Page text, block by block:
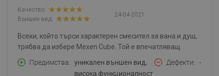
24-04-2021
Качество:
Външен вид:
Всеки, който търси характерен смесител за вана и душ,
трябва да избере Mexen Cube. Той е впечатляващ.
Предимства
уникален външен вид,
висока функционалност
Дефекти -